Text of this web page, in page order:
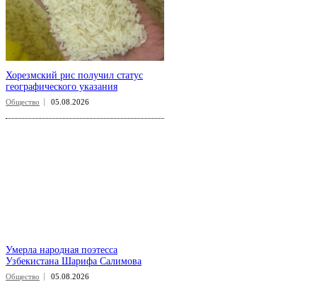
Хорезмский рис получил статус
географического указания
Общество 05.08.2026
Умерла народная поэтесса
Узбекистана Шарифа Салимова
Общество 05.08.2026